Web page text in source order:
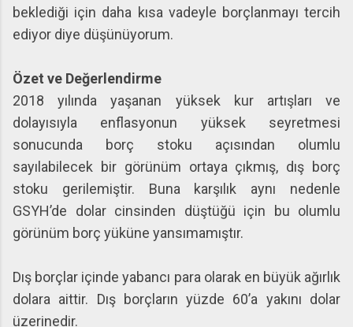
beklediği için daha kısa vadeyle borçlanmayı tercih
ediyor diye düşünüyorum.
Özet ve Değerlendirme
2018 yılında yaşanan yüksek kur artışları ve
dolayısıyla enflasyonun yüksek seyretmesi
sonucunda borç stoku açısından olumlu
sayılabilecek bir görünüm ortaya çıkmış, dış borç
stoku gerilemiştir. Buna karşılık aynı nedenle
GSYH’de dolar cinsinden düştüğü için bu olumlu
görünüm borç yüküne yansımamıştır.
Dış borçlar içinde yabancı para olarak en büyük ağırlık
dolara aittir. Dış borçların yüzde 60’a yakını dolar
üzerinedir.